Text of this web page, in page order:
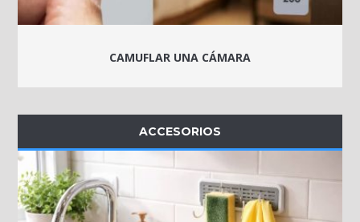
CAMUFLAR UNA CÁMARA
ACCESORIOS